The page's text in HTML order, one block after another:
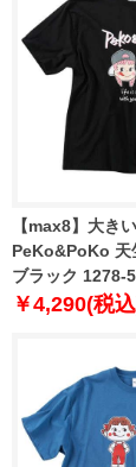
【max8】大き
PeKo&PoKo 天
ブラック 1278-
6L 8L
￥4,290(税